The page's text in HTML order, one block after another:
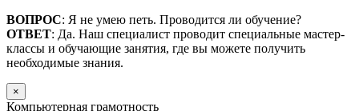
ВОПРОС: Я не умею петь. Проводится ли обучение?
ОТВЕТ: Да. Наш специалист проводит специальные мастер-
классы и обучающие занятия, где вы можете получить
необходимые знания.
×
Компьютерная грамотность